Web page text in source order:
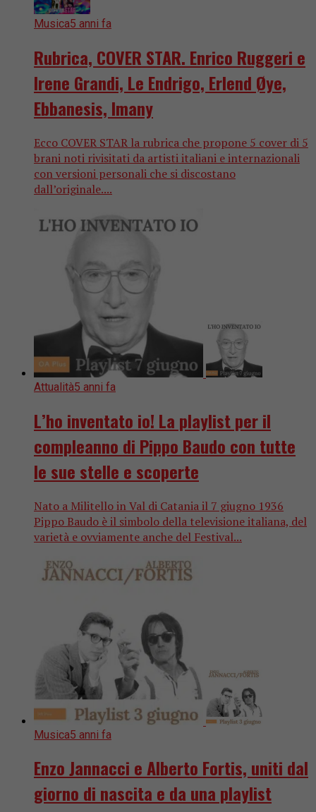
Musica5 anni fa
Rubrica, COVER STAR. Enrico Ruggeri e
Irene Grandi, Le Endrigo, Erlend Øye,
Ebbanesis, Imany
Ecco COVER STAR la rubrica che propone 5 cover di 5
brani noti rivisitati da artisti italiani e internazionali
con versioni personali che si discostano
dall’originale....
Attualità5 anni fa
L’ho inventato io! La playlist per il
compleanno di Pippo Baudo con tutte
le sue stelle e scoperte
Nato a Militello in Val di Catania il 7 giugno 1936
Pippo Baudo è il simbolo della televisione italiana, del
varietà e ovviamente anche del Festival...
Musica5 anni fa
Enzo Jannacci e Alberto Fortis, uniti dal
giorno di nascita e da una playlist